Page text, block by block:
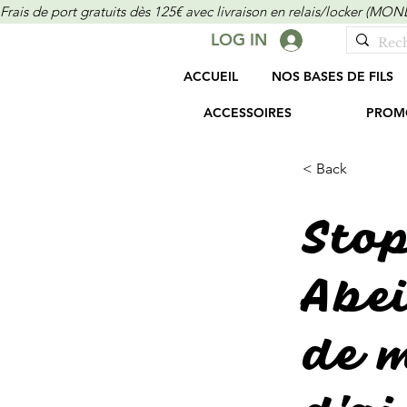
Frais de port gratuits dès 125€ avec livraison en relais/locker
LOG IN
ACCUEIL NOS BASES DE FILS
ACCESSOIRES
< Back
de